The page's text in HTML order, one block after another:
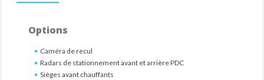
Options
Caméra de recul
Radars de stationnement avant et arrière PDC
Sièges avant chauffants